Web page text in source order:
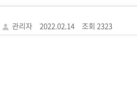
관리자 2022.02.14 조회 2323